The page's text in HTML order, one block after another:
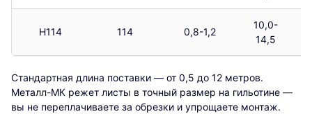
Н114 114 0,8-1,2
10,0-
14,5
Стандартная длина поставки — от 0,5 до 12 метров.
Металл-МК режет листы в точный размер на гильотине —
вы не переплачиваете за обрезки и упрощаете монтаж.